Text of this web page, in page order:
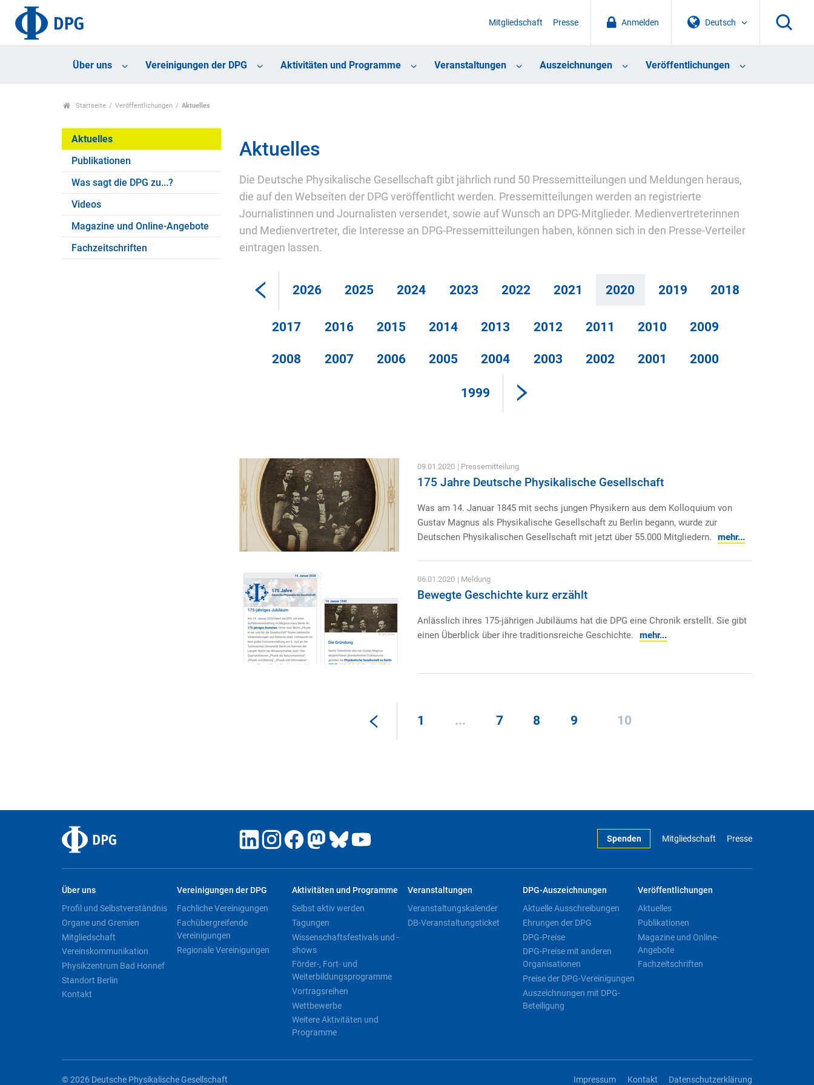
Deutsch
Anmelden
Mitgliedschaft Presse
Über uns Vereinigungen der DPG Aktivitäten und Programme Veranstaltungen Auszeichnungen Veröffentlichungen
Startseite Veröffentlichungen Aktuelles
Aktuelles
Publikationen
Was sagt die DPG zu...?
Videos
Magazine und Online-Angebote
Fachzeitschriften
Aktuelles
Die Deutsche Physikalische Gesellschaft gibt jährlich rund 50 Pressemitteilungen und Meldungen heraus,
die auf den Webseiten der DPG veröffentlicht werden. Pressemitteilungen werden an registrierte
Journalistinnen und Journalisten versendet, sowie auf Wunsch an DPG-Mitglieder. Medienvertreterinnen
und Medienvertreter, die Interesse an DPG-Pressemitteilungen haben, können sich in den Presse-Verteiler
eintragen lassen.
2026 2025 2024 2023 2022 2021 2020 2019 2018
2017 2016 2015 2014 2013 2012 2011 2010 2009
2008 2007 2006 2005 2004 2003 2002 2001 2000
1999
09.01.2020 | Pressemitteilung
175 Jahre Deutsche Physikalische Gesellschaft
Was am 14. Januar 1845 mit sechs jungen Physikern aus dem Kolloquium von
Gustav Magnus als Physikalische Gesellschaft zu Berlin begann, wurde zur
Deutschen Physikalischen Gesellschaft mit jetzt über 55.000 Mitgliedern.
mehr...
06.01.2020 | Meldung
Bewegte Geschichte kurz erzählt
Anlässlich ihres 175-jährigen Jubiläums hat die DPG eine Chronik erstellt. Sie gibt
einen Überblick über ihre traditionsreiche Geschichte.
mehr...
1 ... 7 8 9 10
Spenden Mitgliedschaft Presse
Über uns
Profil und Selbstverständnis
Organe und Gremien
Mitgliedschaft
Vereinskommunikation
Physikzentrum Bad Honnef
Standort Berlin
Kontakt
Vereinigungen der DPG
Fachliche Vereinigungen
Fachübergreifende
Vereinigungen
Regionale Vereinigungen
Aktivitäten und Programme
Selbst aktiv werden
Tagungen
Wissenschaftsfestivals und -
shows
Förder-, Fort- und
Weiterbildungsprogramme
Vortragsreihen
Wettbewerbe
Weitere Aktivitäten und
Programme
Veranstaltungen
Veranstaltungskalender
DB-Veranstaltungsticket
DPG-Auszeichnungen
Aktuelle Ausschreibungen
Ehrungen der DPG
DPG-Preise
DPG-Preise mit anderen
Organisationen
Preise der DPG-Vereinigungen
Auszeichnungen mit DPG-
Beteiligung
Veröffentlichungen
Aktuelles
Publikationen
Magazine und Online-
Angebote
Fachzeitschriften
© 2026 Deutsche Physikalische Gesellschaft Impressum Kontakt Datenschutzerklärung